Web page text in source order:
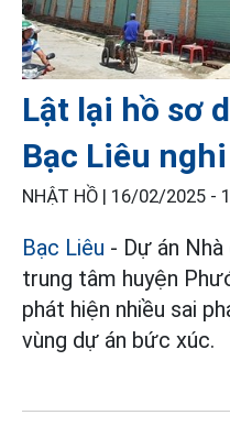
Lật lại hồ sơ
Bạc Liêu
NHẬT HỒ | 16/02/2025 -
Bạc Liêu - Dự án
trung tâm huyện
phát hiện nhiều sai
vùng dự án bức xúc.